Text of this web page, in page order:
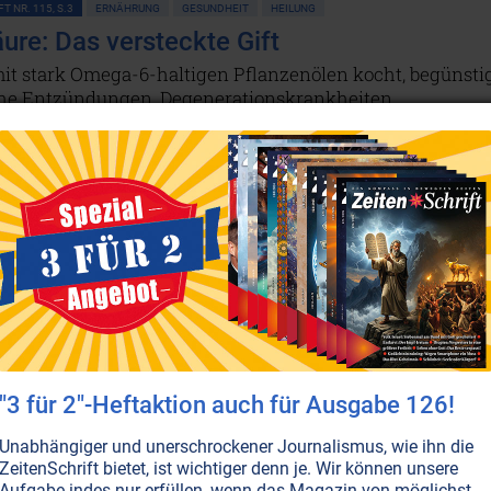
NR. 115, S.3 ERNÄHRUNG GESUNDHEIT HEILUNG
Das versteckte Gift
stark Omega-6-haltigen Pflanzenölen kocht,
Entzündungen, Degenerationskrankheiten,
– was als gesund angepriesen wird, kann leicht
Gesundheitsrisiko werden.Weiterlesen...
NR. 56, S.35 ERNÄHRUNG GESUNDHEIT
der Omega-Fettsäuren
und vor allem gewisse Pflanzenöle so wichtig für
sind.Weiterlesen...
für 2"-Heftaktion auch für Ausgabe 126!
und unerschrockener Journalismus, wie ihn die
bietet, ist wichtiger denn je. Wir können unsere